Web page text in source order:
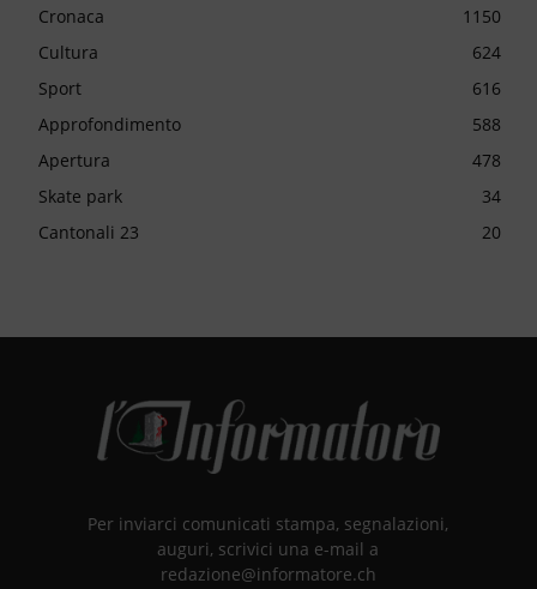
Cronaca
1150
Cultura
624
Sport
616
Approfondimento
588
Apertura
478
Skate park
34
Cantonali 23
20
Per inviarci comunicati stampa, segnalazioni,
auguri, scrivici una e-mail a
redazione@informatore.ch